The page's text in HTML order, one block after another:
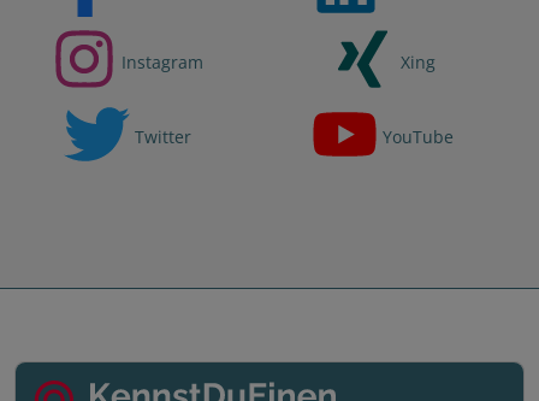
Instagram Xing
Twitter YouTube